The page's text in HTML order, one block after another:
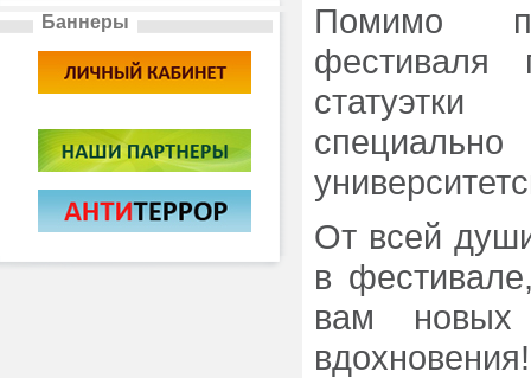
Баннеры
Помимо
фестиваля
От всей
в
вам новых
вдохновения!